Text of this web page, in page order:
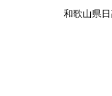
和歌山県